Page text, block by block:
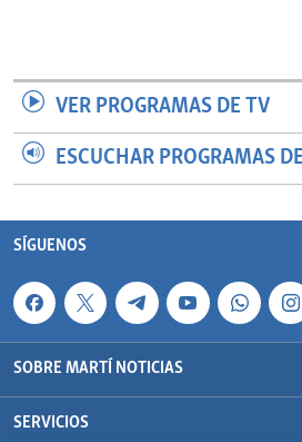
VER PROGRAMAS DE TV
ESCUCHAR PROGRAMAS
SÍGUENOS
SOBRE MARTÍ NOTICIAS
SERVICIOS